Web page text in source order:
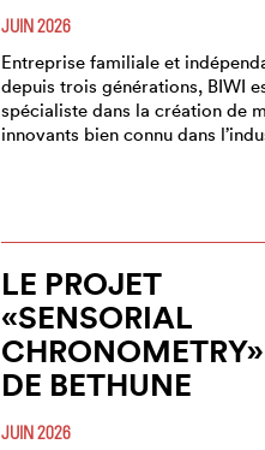
JUIN 2026
Entreprise familiale et
depuis trois générations, BIWI
spécialiste dans la création de
innovants bien connu dans
LE PROJET
«SENSORIAL
DE BETHUNE
JUIN 2026